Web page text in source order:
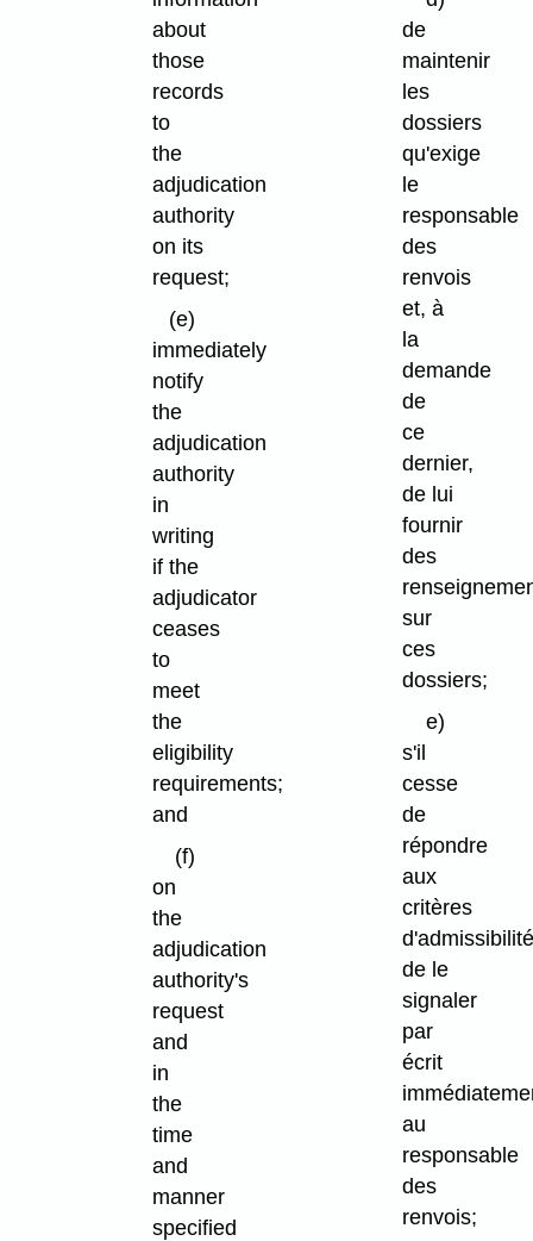
about
those
records
to
the
adjudication
authority
on its
request;
(e)
immediately
notify
the
adjudication
authority
in
writing
if the
adjudicator
ceases
to
meet
the
eligibility
requirements;
and
(f)
on
the
adjudication
authority's
request
and
in
the
time
and
manner
specified
de
maintenir
les
dossiers
qu'exige
le
responsable
des
renvois
et, à
la
demande
de
ce
dernier,
de lui
fournir
des
sur
ces
dossiers;
e)
s'il
cesse
de
répondre
aux
critères
de le
signaler
par
écrit
au
responsable
des
renvois;